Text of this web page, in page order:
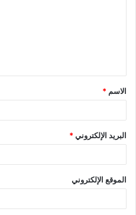
الاسم *
البريد الإلكتروني*
الموقع الإلكتروني